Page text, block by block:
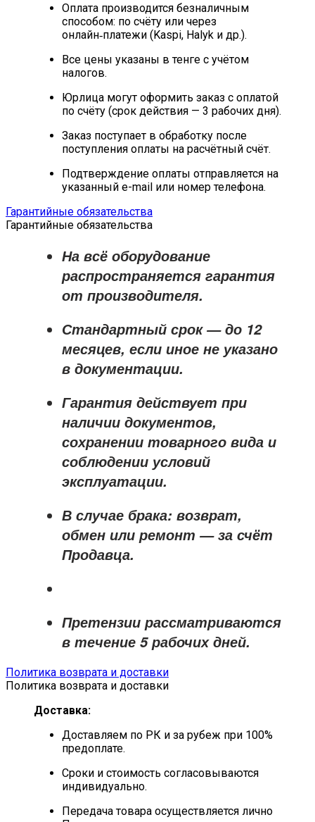
Оплата производится безналичным
способом: по счёту или через
онлайн‑платежи (Kaspi, Halyk и др.).
Все цены указаны в тенге с учётом
налогов.
Юрлица могут оформить заказ с оплатой
по счёту (срок действия — 3 рабочих дня).
Заказ поступает в обработку после
поступления оплаты на расчётный счёт.
Подтверждение оплаты отправляется на
указанный e-mail или номер телефона.
Гарантийные обязательства
Гарантийные обязательства
На всё оборудование
распространяется гарантия
от производителя.
Стандартный срок — до 12
месяцев, если иное не указано
в документации.
Гарантия действует при
наличии документов,
сохранении товарного вида и
соблюдении условий
эксплуатации.
В случае брака: возврат,
обмен или ремонт —за счёт
Продавца.
Претензии рассматриваются
в течение 5 рабочих дней.
Политика возврата и доставки
Политика возврата и доставки
Доставка:
Доставляем по РК и за рубеж при 100%
предоплате.
Сроки и стоимость согласовываются
индивидуально.
Передача товара осуществляется лично